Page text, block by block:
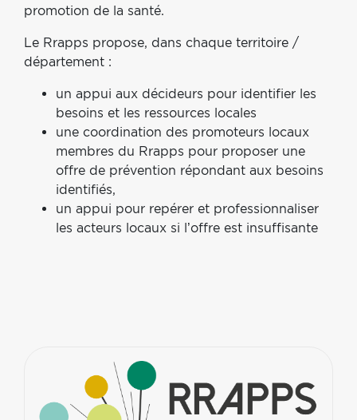
promotion de la santé.
Le Rrapps propose, dans chaque territoire /
département :
un appui aux décideurs pour identifier les
besoins et les ressources locales
une coordination des promoteurs locaux
membres du Rrapps pour proposer une
offre de prévention répondant aux besoins
identifiés,
un appui pour repérer et professionnaliser
les acteurs locaux si l’offre est insuffisante